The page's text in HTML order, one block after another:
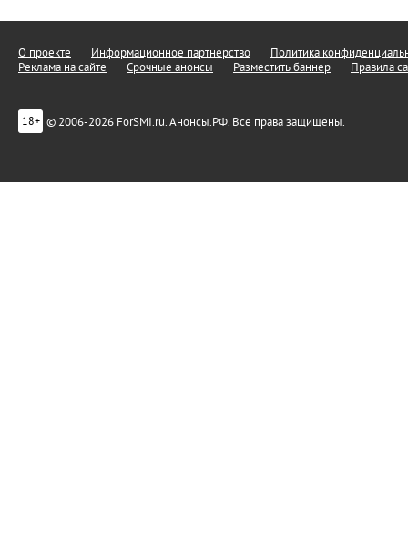
О проекте Информационное партнерство
Политика
Реклама на сайте
Срочные анонсы Разместить баннер Правила
18+ © 2006-2026 ForSMI.ru. Анонсы.РФ. Все права защищены.